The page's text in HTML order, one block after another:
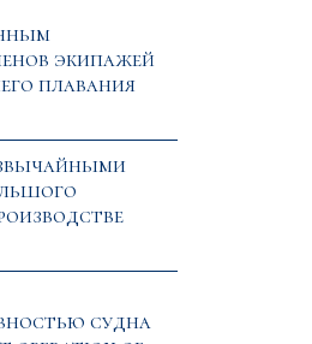
экипажей
плавания
судна